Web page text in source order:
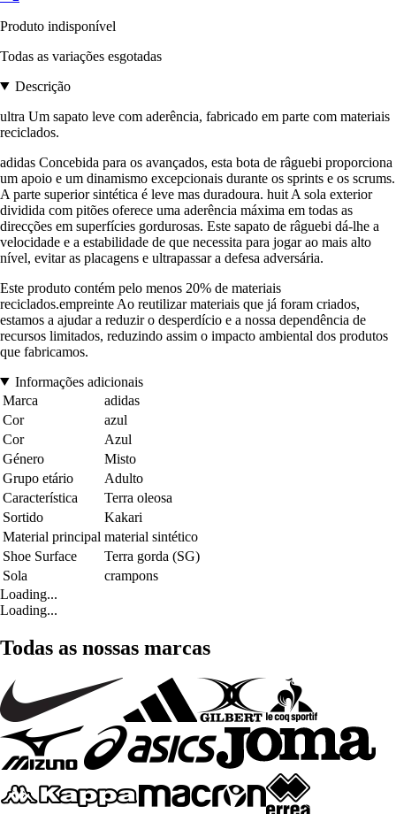
Produto indisponível
Todas as variações esgotadas
Descrição
ultra Um sapato leve com aderência, fabricado em parte com materiais
reciclados.
adidas Concebida para os avançados, esta bota de râguebi proporciona
um apoio e um dinamismo excepcionais durante os sprints e os scrums.
A parte superior sintética é leve mas duradoura. huit A sola exterior
dividida com pitões oferece uma aderência máxima em todas as
direcções em superfícies gordurosas. Este sapato de râguebi dá-lhe a
velocidade e a estabilidade de que necessita para jogar ao mais alto
nível, evitar as placagens e ultrapassar a defesa adversária.
Este produto contém pelo menos 20% de materiais
reciclados.empreinte Ao reutilizar materiais que já foram criados,
estamos a ajudar a reduzir o desperdício e a nossa dependência de
recursos limitados, reduzindo assim o impacto ambiental dos produtos
que fabricamos.
Informações adicionais
Marca
adidas
Cor
azul
Cor
Azul
Género
Misto
Grupo etário
Adulto
Característica
Terra oleosa
Sortido
Kakari
Material principal material sintético
Shoe Surface
Terra gorda (SG)
Sola
crampons
Loading...
Loading...
Todas as nossas marcas